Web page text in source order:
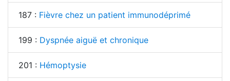
187 : Fièvre chez un patient immunodéprimé
199 : Dyspnée aiguë et chronique
201 : Hémoptysie